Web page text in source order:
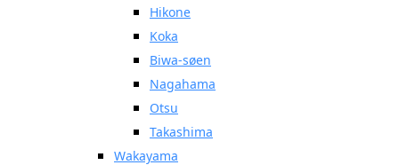
Hikone
Koka
Biwa-søen
Nagahama
Otsu
Takashima
Wakayama